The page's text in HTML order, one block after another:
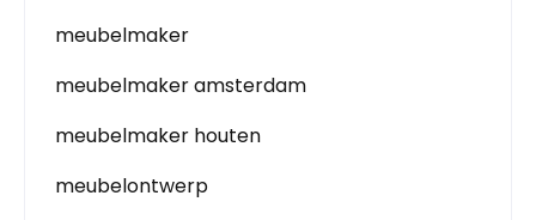
meubelmaker
meubelmaker amsterdam
meubelmaker houten
meubelontwerp